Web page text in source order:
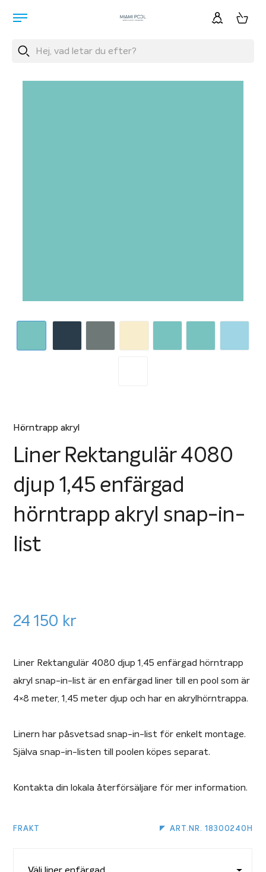
Hörntrapp akryl
Liner Rektangulär 4080
djup 1,45 enfärgad
hörntrapp akryl snap-in-
list
24 150 kr
Liner Rektangulär 4080 djup 1,45 enfärgad hörntrapp
akryl snap-in-list är en enfärgad liner till en pool som är
4×8 meter, 1,45 meter djup och har en akrylhörntrappa.
Linern har påsvetsad snap-in-list för enkelt montage.
Själva snap-in-listen till poolen köpes separat.
Kontakta din lokala återförsäljare för mer information.
FRAKT ART.NR. 18300240H